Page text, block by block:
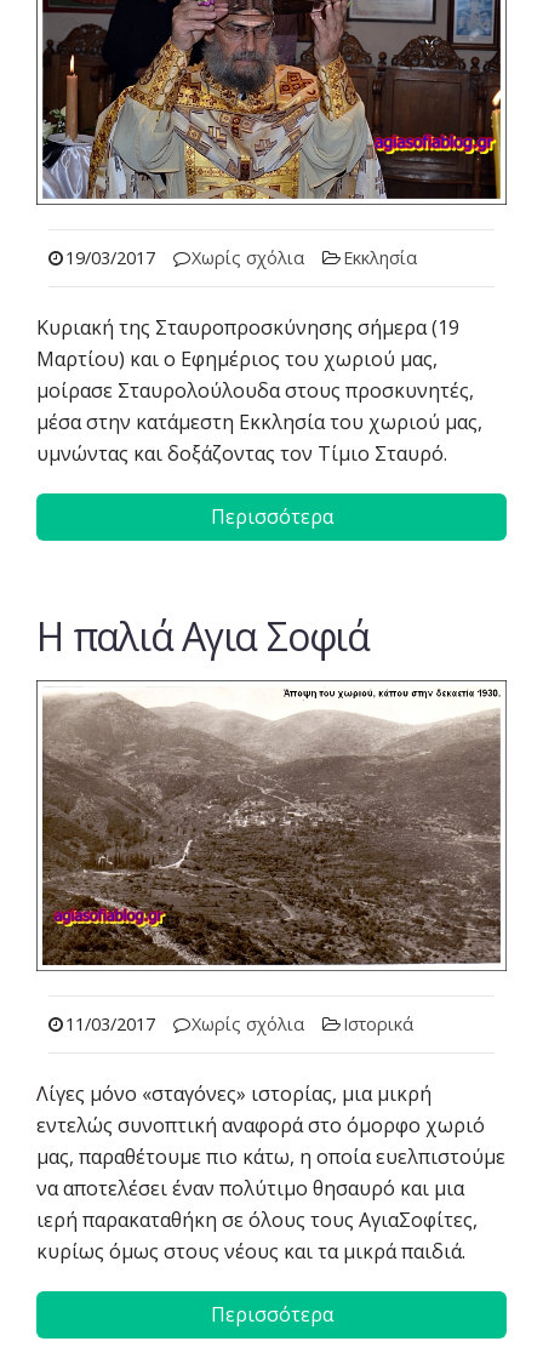
19/03/2017 Χωρίς σχόλια Εκκλησία
Κυριακή της Σταυροπροσκύνησης σήμερα (19
Μαρτίου) και ο Εφημέριος του χωριού μας,
μοίρασε Σταυρολούλουδα στους προσκυνητές,
μέσα στην κατάμεστη Εκκλησία του χωριού μας,
υμνώντας και δοξάζοντας τον Τίμιο Σταυρό.
Περισσότερα
Η παλιά Αγια Σοφιά
11/03/2017 Χωρίς σχόλια Ιστορικά
Λίγες μόνο «σταγόνες» ιστορίας, μια μικρή
εντελώς συνοπτική αναφορά στο όμορφο χωριό
μας, παραθέτουμε πιο κάτω, η οποία ευελπιστούμε
να αποτελέσει έναν πολύτιμο θησαυρό και μια
ιερή παρακαταθήκη σε όλους τους ΑγιαΣοφίτες,
κυρίως όμως στους νέους και τα μικρά παιδιά.
Περισσότερα